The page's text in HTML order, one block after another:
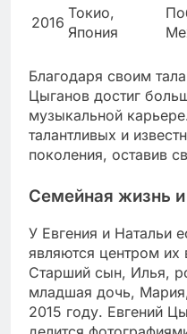
2016
Токио,
Япония
Благодаря своим
Цыганов достиг
музыкальной
талантливых и
поколения, оставив
Семейная жизнь и
У Евгения и Натальи
являются центром их
Старший сын, Илья,
младшая дочь,
2015 году. Евгений